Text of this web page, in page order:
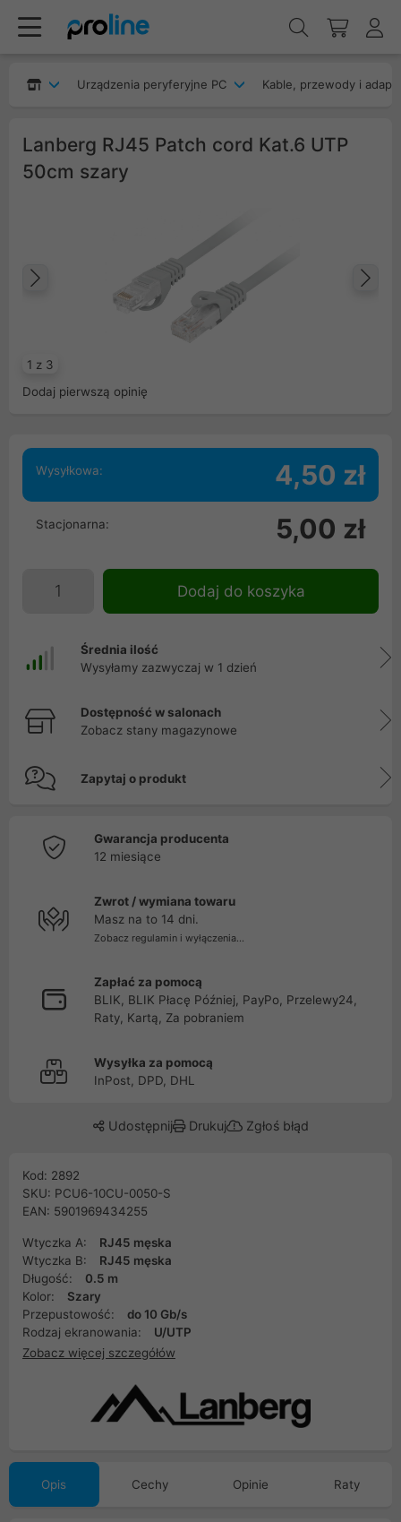
Urządzenia peryferyjne PC Kable, przewody i
Lanberg RJ45 Patch cord Kat.6 UTP
50cm szary
1 z 3
Poprzedni
Dodaj pierwszą opinię
Wysyłkowa: 4,50 zł
Stacjonarna: 5,00 zł
Dodaj do koszyka
Średnia ilość
Wysyłamy zazwyczaj w 1 dzień
Dostępność w salonach
Zobacz stany magazynowe
Zapytaj o produkt
Gwarancja producenta
12 miesiące
Zwrot / wymiana towaru
Masz na to 14 dni.
Zobacz regulamin i wyłączenia...
Zapłać za pomocą
BLIK, BLIK Płacę Później, PayPo, Przelewy24,
Raty, Kartą, Za pobraniem
Wysyłka za pomocą
InPost, DPD, DHL
Udostępnij Drukuj Zgłoś błąd
Kod: 2892
SKU: PCU6-10CU-0050-S
EAN: 5901969434255
Wtyczka A:
RJ45 męska
Wtyczka B:
RJ45 męska
Długość:
0.5 m
Kolor:
Szary
Przepustowość:
do 10 Gb/s
Rodzaj ekranowania:
U/UTP
Zobacz więcej szczegółów
Opis Cechy Opinie Raty